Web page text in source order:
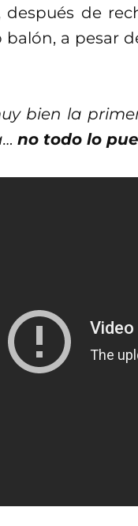
después de
balón, a pesar
bien la
no todo lo